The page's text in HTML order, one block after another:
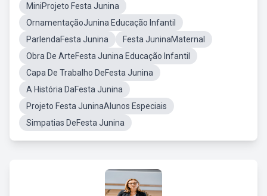
MiniProjeto Festa Junina
OrnamentaçãoJunina Educação Infantil
ParlendaFesta Junina
Festa JuninaMaternal
Obra De ArteFesta Junina Educação Infantil
Capa De Trabalho DeFesta Junina
A História DaFesta Junina
Projeto Festa JuninaAlunos Especiais
Simpatias DeFesta Junina